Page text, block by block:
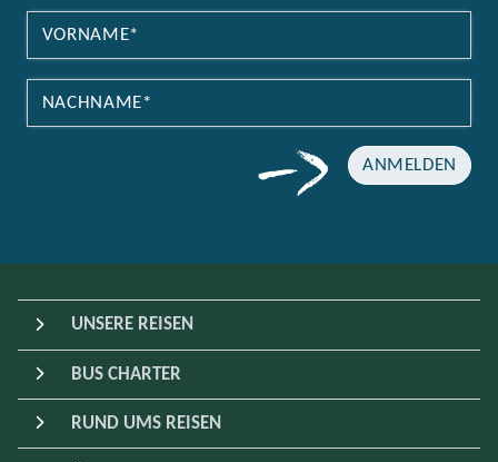
ANMELDEN
UNSERE REISEN
BUS CHARTER
RUND UMS REISEN